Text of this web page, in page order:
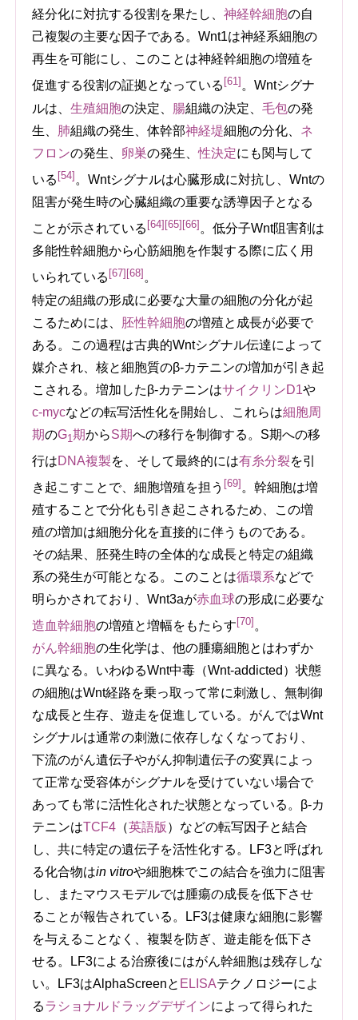
経分化に対抗する役割を果たし、神経幹細胞の自
己複製の主要な因子である。Wnt1は神経系細胞の
再生を可能にし、このことは神経幹細胞の増殖を
促進する役割の証拠となっている [61] 。Wntシグナ
ルは、生殖細胞の決定、 腸組織の決定、毛包の発
生、
肺組織の発生、体幹部神経堤細胞の分化、 ネ
フロンの発生、 卵巣の発生、性決定にも関与して
いる [54] 。Wntシグナルは心臓形成に対抗し、Wntの
阻害が発生時の心臓組織の重要な誘導因子となる
ことが示されている [64] [65] [66] 。低分子Wnt阻害剤は
多能性幹細胞から心筋細胞を作製する際に広く用
いられている [67] [68] 。
特定の組織の形成に必要な大量の細胞の分化が起
こるためには、
胚性幹細胞の増殖と成長が必要で
ある。この過程は古典的Wntシグナル伝達によって
媒介され、核と細胞質のβ-カテニンの増加が引き起
こされる。増加したβ-カテニンはサイクリンD1や
c-mycなどの転写活性化を開始し、これらは細胞周
期のG1期からS期への移行を制御する。S期への移
行はDNA複製を、そして最終的には有糸分裂を引
き起こすことで、細胞増殖を担う [69] 。幹細胞は増
殖することで分化も引き起こされるため、この増
殖の増加は細胞分化を直接的に伴うものである。
その結果、胚発生時の全体的な成長と特定の組織
系の発生が可能となる。このことは循環系などで
明らかされており、Wnt3aが赤血球の形成に必要な
造血幹細胞の増殖と増幅をもたらす [70] 。
がん幹細胞の生化学は、他の腫瘍細胞とはわずか
に異なる。いわゆるWnt中毒（Wnt-addicted）状態
の細胞はWnt経路を乗っ取って常に刺激し、無制御
な成長と生存、遊走を促進している。がんではWnt
シグナルは通常の刺激に依存しなくなっており、
下流のがん遺伝子やがん抑制遺伝子の変異によっ
て正常な受容体がシグナルを受けていない場合で
あっても常に活性化された状態となっている。β-カ
テニンはTCF4 （英語版 ） などの転写因子と結合
し、共に特定の遺伝子を活性化する。LF3と呼ばれ
る化合物はin vitroや細胞株でこの結合を強力に阻害
し、またマウスモデルでは腫瘍の成長を低下させ
ることが報告されている。LF3は健康な細胞に影響
を与えることなく、複製を防ぎ、遊走能を低下さ
せる。LF3による治療後にはがん幹細胞は残存しな
い。LF3はAlphaScreenと ELISAテクノロジーによ
るラショナルドラッグデザインによって得られた